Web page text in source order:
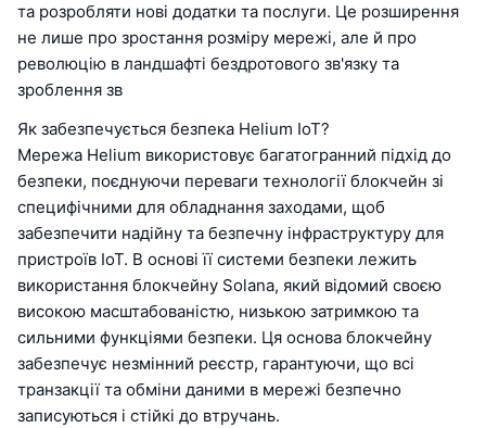
та розробляти нові додатки та послуги. Це розширення
не лише про зростання розміру мережі, але й про
революцію в ландшафті бездротового зв'язку та
зроблення зв
Як забезпечується безпека Helium IoT?
Мережа Helium використовує багатогранний підхід до
безпеки, поєднуючи переваги технології блокчейн зі
специфічними для обладнання заходами, щоб
забезпечити надійну та безпечну інфраструктуру для
пристроїв IoT. В основі її системи безпеки лежить
використання блокчейну Solana, який відомий своєю
високою масштабованістю, низькою затримкою та
сильними функціями безпеки. Ця основа блокчейну
забезпечує незмінний реєстр, гарантуючи, що всі
транзакції та обміни даними в мережі безпечно
записуються і стійкі до втручань.